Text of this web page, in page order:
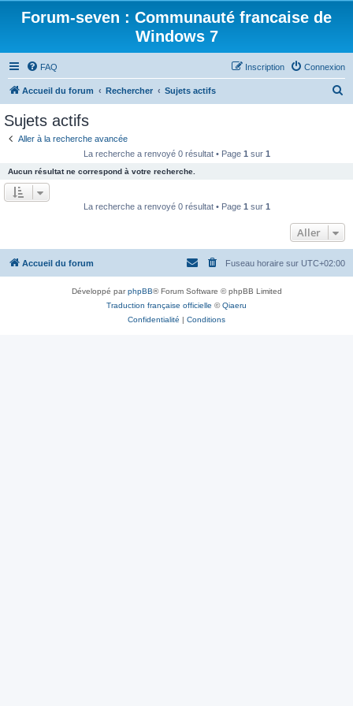
Forum-seven : Communauté francaise de
Windows 7
FAQ Connexion
Inscription
Accueil du forum Rechercher Sujets actifs
e
r
Sujets actifs
Aller à la recherche avancée
La recherche a renvoyé 0 résultat • Page 1 sur 1
Aucun résultat ne correspond à votre recherche.
La recherche a renvoyé 0 résultat • Page 1 sur 1
Aller
Accueil du forum Fuseau horaire sur UTC+02:00
Développé parphpBB® Forum Software © phpBB Limited
Traduction française officielle ©Qiaeru
Confidentialité | Conditions